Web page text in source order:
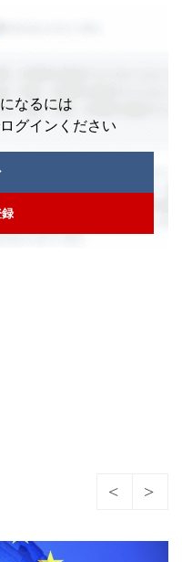
なるには
グインください